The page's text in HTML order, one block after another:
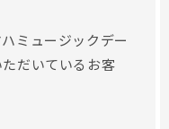
ミュージックデー
だいているお客